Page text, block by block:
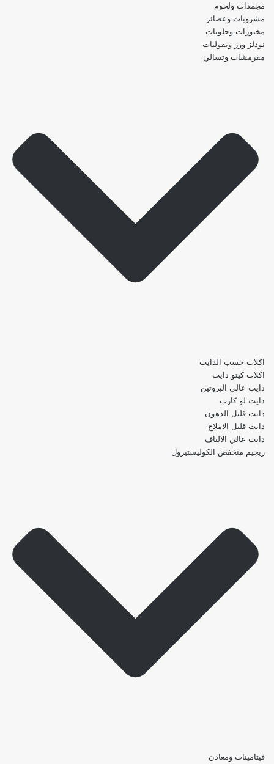
مجمدات ولحوم
مشروبات وعصائر
مخبوزات وحلويات
نودلز ورز وبقوليات
مقرمشات وتسالي
اكلات حسب الدايت
اكلات كيتو دايت
دايت عالي البروتين
دايت لو كارب
دايت قليل الدهون
دايت قليل الاملاح
دايت عالي الالياف
ريجيم منخفض الكوليستيرول
فيتامينات ومعادن